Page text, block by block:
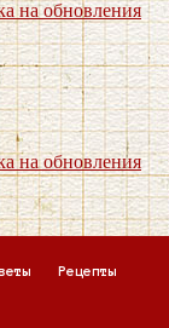
на обновления
на обновления
Рецепты